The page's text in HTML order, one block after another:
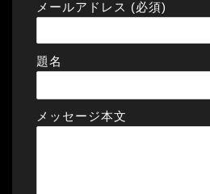
メールアドレス (必須)
題名
メッセージ本文